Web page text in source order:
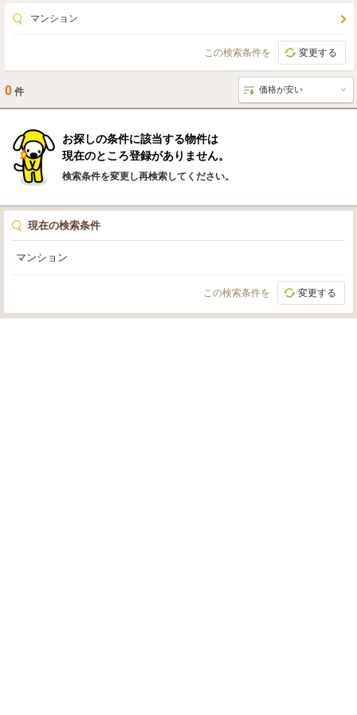
マンション
この検索条件を 変更する
0 件
お探しの条件に該当する物件は
現在のところ登録がありません。
検索条件を変更し再検索してください。
現在の検索条件
マンション
この検索条件を 変更する